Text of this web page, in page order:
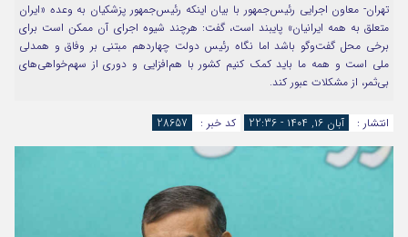
مرا به خاطر بسپار
تهران- معاون اجرایی رئیس‌جمهور با بیان اینکه رئیس‌جمهور پزشکیان به وعده «ایران
متعلق به همه ایرانیان» پایبند است، گفت: هرچند شیوه اجرای آن ممکن است برای
برخی محل گفت‌وگو باشد اما نگاه رئیس دولت چهاردهم مبتنی بر وفاق و همدلی
ملی است و همه ما باید کمک کنیم کشور با هم‌افزایی و دوری از سهم‌خواهی‌های
بی‌ثمر، از مشکلات عبور کند.
انتشار : آبان ۱۶, ۱۴۰۴ - 22:36 کد خبر : 28657